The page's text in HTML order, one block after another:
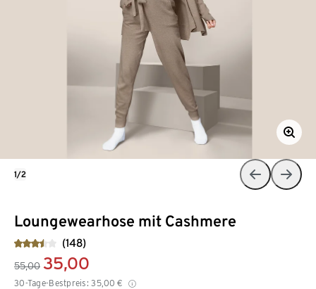
Loungewearhose mit Cashmere
(148)
55,00 35,00
30-Tage-Bestpreis: 35,00 €
1/2